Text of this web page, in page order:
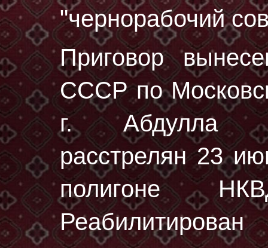
"чернорабочий
Приговор
СССР по
г. Абдулла
расстрелян23
полигоне